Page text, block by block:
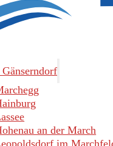
an der March
im